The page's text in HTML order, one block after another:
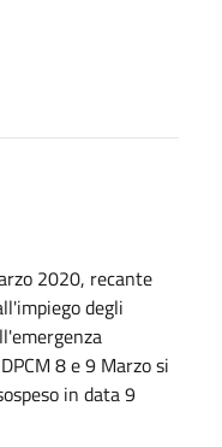
2020, recante
degli
8 e 9 Marzo si
in data 9